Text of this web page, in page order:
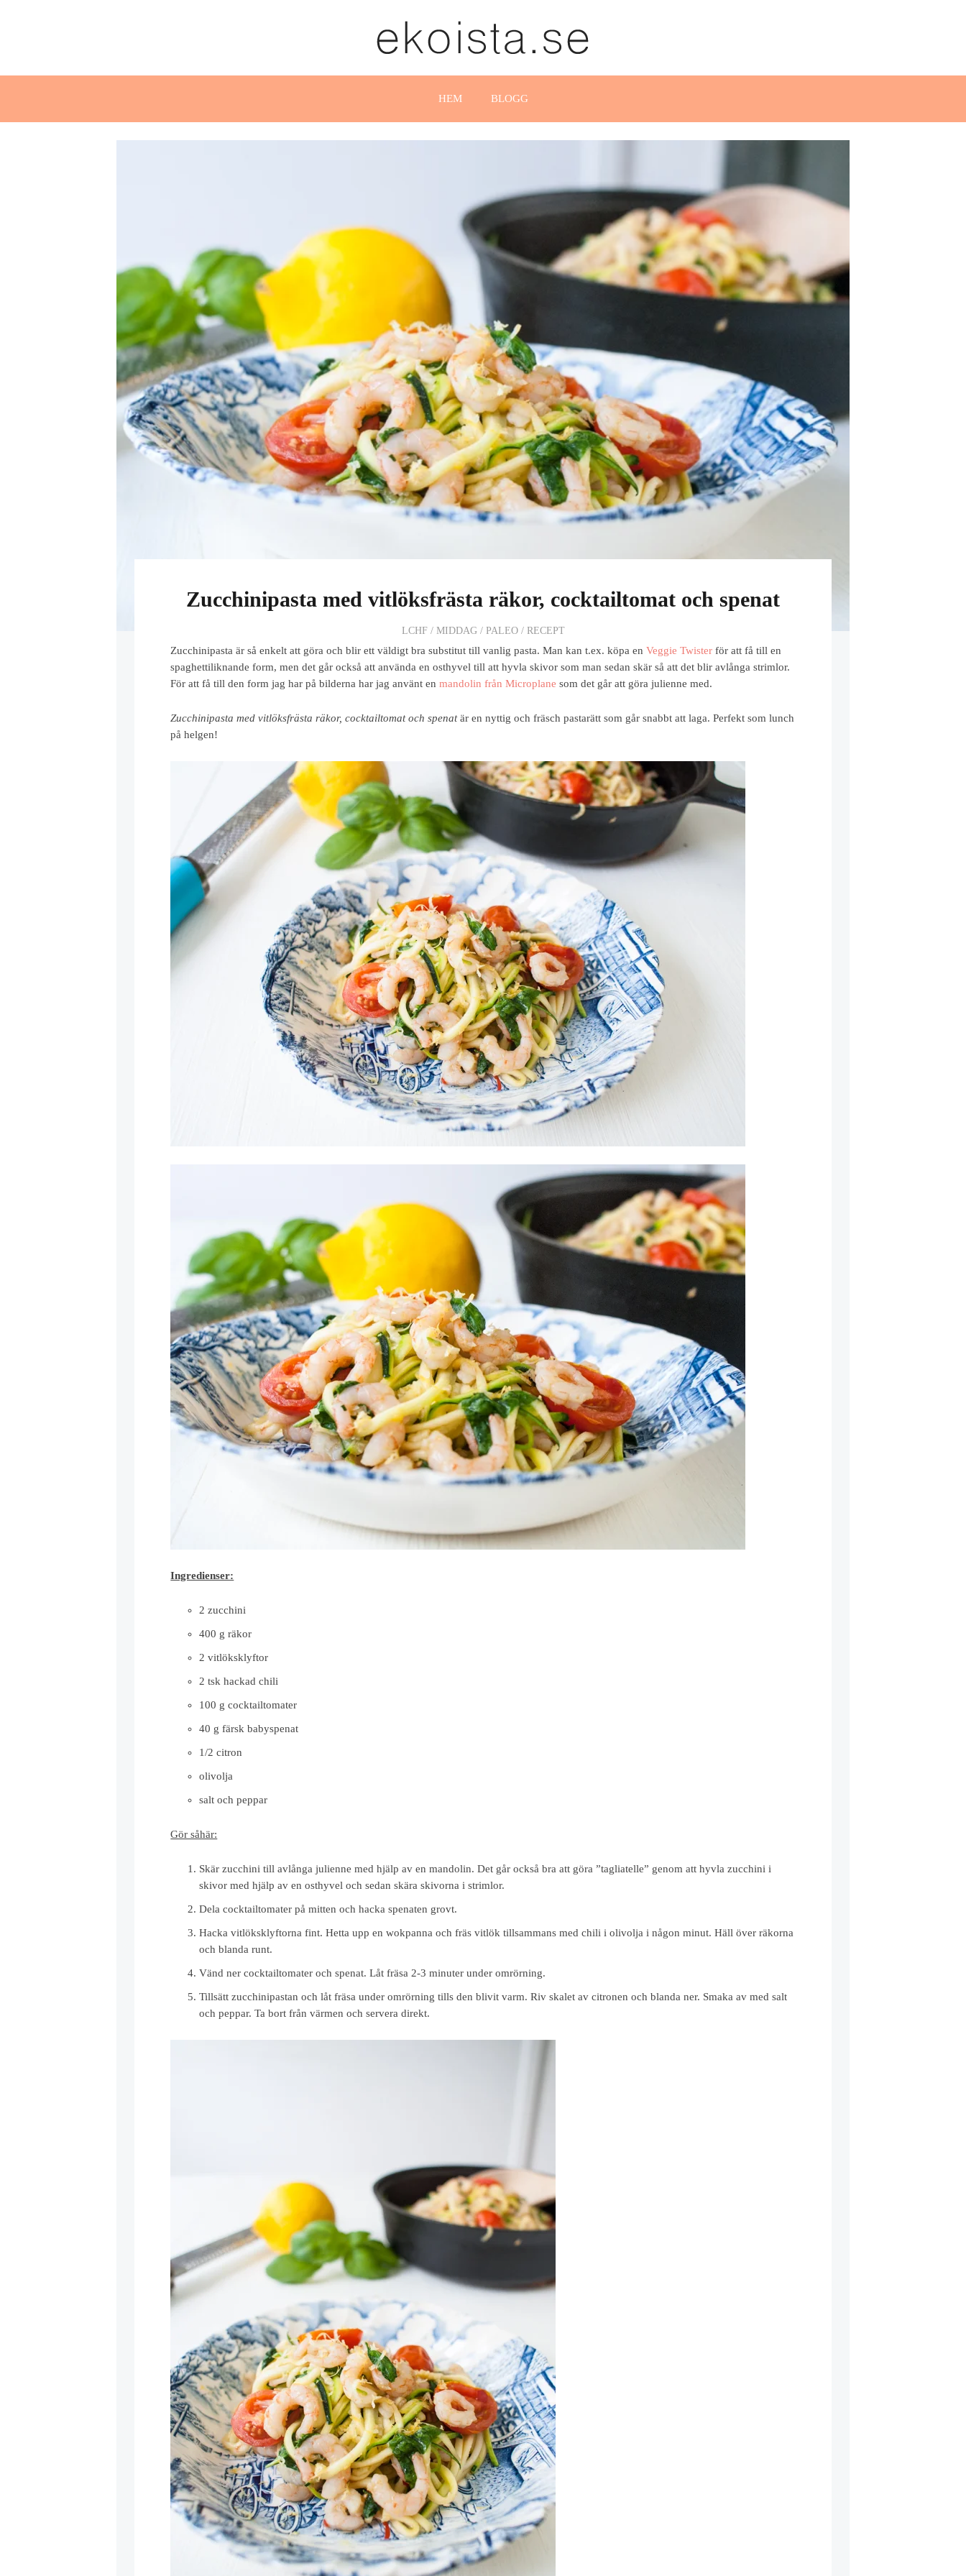
HEM BLOGG
Zucchinipasta med vitlöksfrästa räkor, cocktailtomat och spenat
LCHF/ MIDDAG/ PALEO/ RECEPT
Zucchinipasta är så enkelt att göra och blir ett väldigt bra substitut till vanlig pasta. Man kan t.ex. köpa enVeggie Twister för att få till en
spaghettiliknande form, men det går också att använda en osthyvel till att hyvla skivor som man sedan skär så att det blir avlånga strimlor.
För att få till den form jag har på bilderna har jag använt enmandolin från Microplane som det går att göra julienne med.
Zucchinipasta med vitlöksfrästa räkor, cocktailtomat och spenatär en nyttig och fräsch pastarätt som går snabbt att laga. Perfekt som lunch
på helgen!
Ingredienser:
2 zucchini
400 g räkor
2 vitlöksklyftor
2 tsk hackad chili
100 g cocktailtomater
40 g färsk babyspenat
1/2 citron
olivolja
salt och peppar
Gör såhär:
Skär zucchini till avlånga julienne med hjälp av en mandolin. Det går också bra att göra ”tagliatelle” genom att hyvla zucchini i
skivor med hjälp av en osthyvel och sedan skära skivorna i strimlor.
Dela cocktailtomater på mitten och hacka spenaten grovt.
Hacka vitlöksklyftorna fint. Hetta upp en wokpanna och fräs vitlök tillsammans med chili i olivolja i någon minut. Häll över räkorna
och blanda runt.
Vänd ner cocktailtomater och spenat. Låt fräsa 2-3 minuter under omrörning.
Tillsätt zucchinipastan och låt fräsa under omrörning tills den blivit varm. Riv skalet av citronen och blanda ner. Smaka av med salt
och peppar. Ta bort från värmen och servera direkt.